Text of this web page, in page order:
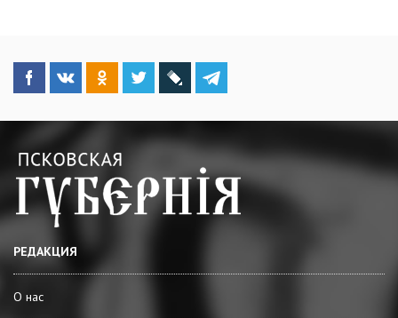
РЕДАКЦИЯ
О нас